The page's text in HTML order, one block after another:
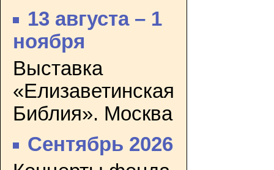
13 августа – 1
ноября
Выставка
«Елизаветинская
Библия». Москва
Сентябрь 2026